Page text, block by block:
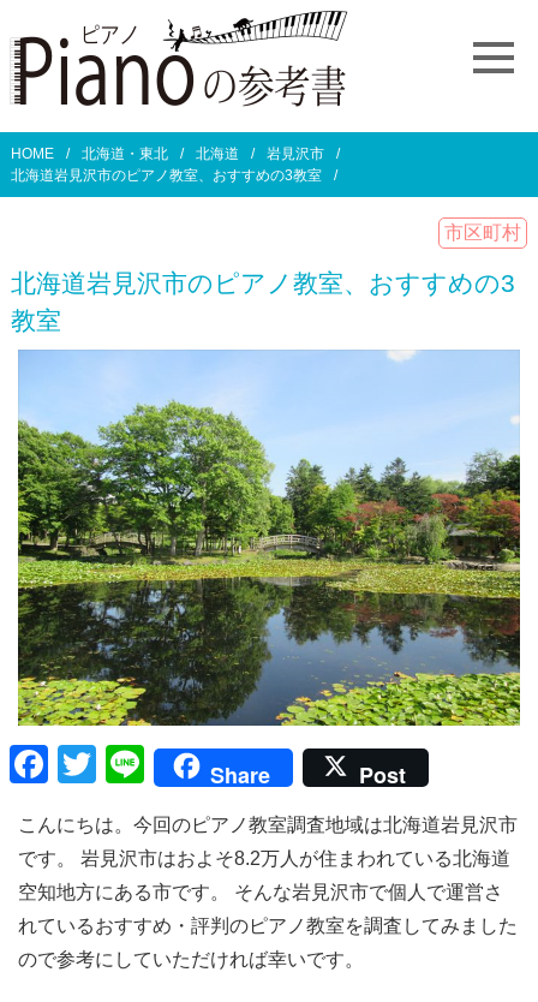
HOME 北海道・東北 北海道
岩見沢市
北海道岩見沢市のピアノ教室、おすすめの3教室
市区町村
北海道岩見沢市のピアノ教室、おすすめの3
教室
F
c
e
b
o
T
tt
er
Li
e
Share Post
こんにちは。今回のピアノ教室調査地域は北海道岩見沢市
です。 岩見沢市はおよそ8.2万人が住まわれている北海道
空知地方にある市です。 そんな岩見沢市で個人で運営さ
れているおすすめ・評判のピアノ教室を調査してみました
ので参考にしていただければ幸いです。